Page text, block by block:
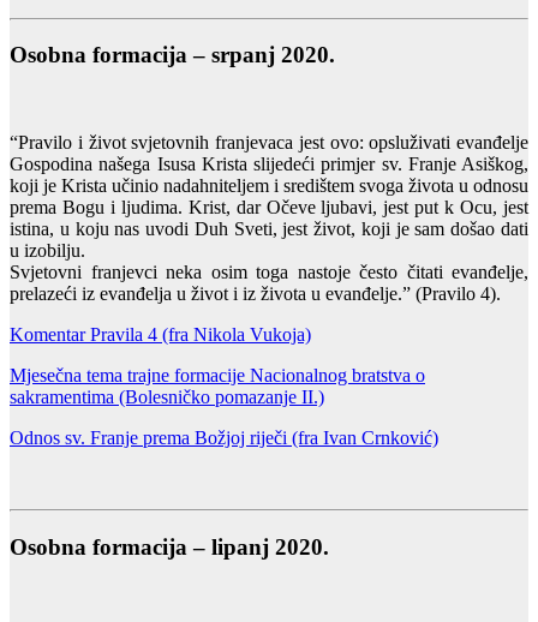
Osobna formacija – srpanj 2020.
“Pravilo i život svjetovnih franjevaca jest ovo: opsluživati evanđelje
Gospodina našega Isusa Krista slijedeći primjer sv. Franje Asiškog,
koji je Krista učinio nadahniteljem i središtem svoga života u odnosu
prema Bogu i ljudima. Krist, dar Očeve ljubavi, jest put k Ocu, jest
istina, u koju nas uvodi Duh Sveti, jest život, koji je sam došao dati
u izobilju.
Svjetovni franjevci neka osim toga nastoje često čitati evanđelje,
prelazeći iz evanđelja u život i iz života u evanđelje.” (Pravilo 4).
Komentar Pravila 4 (fra Nikola Vukoja)
Mjesečna tema trajne formacije Nacionalnog bratstva o
sakramentima (Bolesničko pomazanje II.)
Odnos sv. Franje prema Božjoj riječi (fra Ivan Crnković)
Osobna formacija – lipanj 2020.